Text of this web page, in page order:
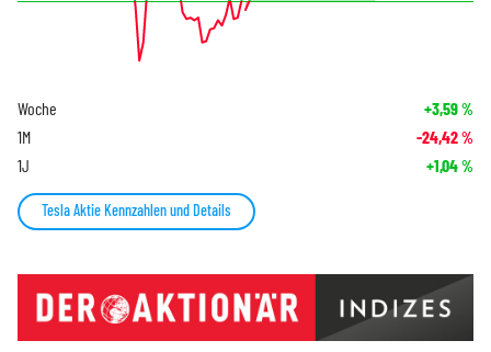
Woche +3,59%
1M -24,42%
1J +1,04%
Tesla Aktie Kennzahlen und Details